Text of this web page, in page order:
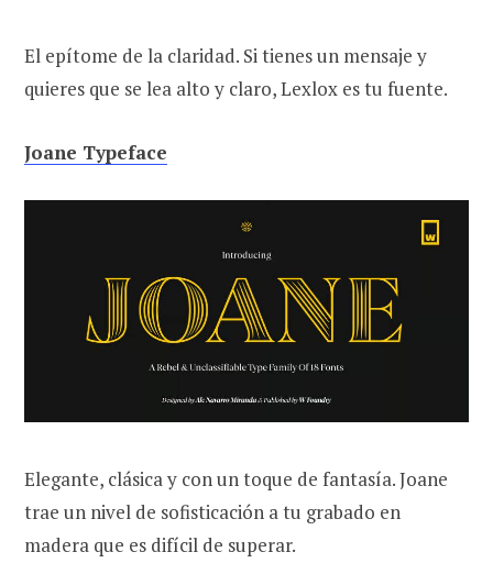
El epítome de la claridad. Si tienes un mensaje y
quieres que se lea alto y claro, Lexlox es tu fuente.
Joane Typeface
Elegante, clásica y con un toque de fantasía. Joane
trae un nivel de sofisticación a tu grabado en
madera que es difícil de superar.